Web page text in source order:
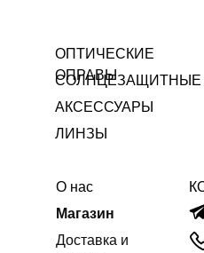
ОПТИЧЕСКИЕ
ОПРАВЫ
СОЛНЦЕЗАЩИТНЫЕ
Магазин
О нас
Доставка и
ЛИНЗЫ
АКСЕССУАРЫ